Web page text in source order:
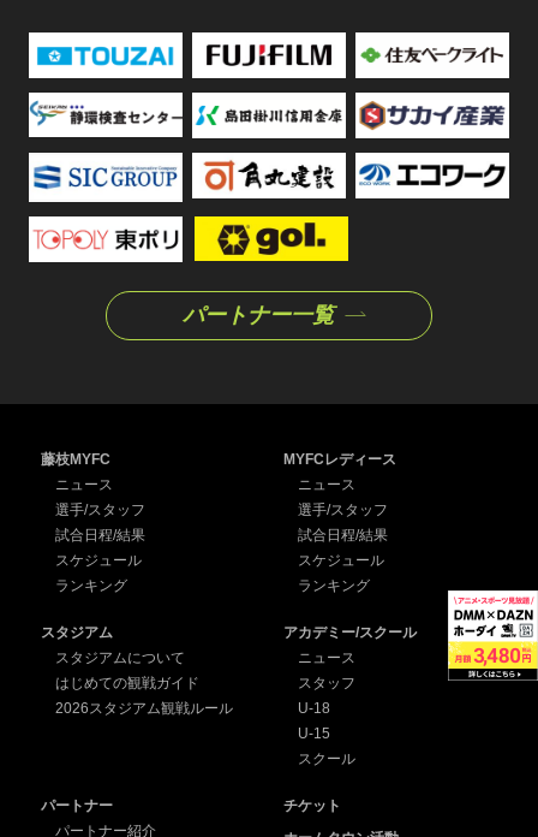
パートナー一覧
藤枝MYFC
ニュース
選手/スタッフ
試合日程/結果
スケジュール
ランキング
MYFCレディース
ニュース
選手/スタッフ
試合日程/結果
スケジュール
ランキング
スタジアム
スタジアムについて
はじめての観戦ガイド
2026スタジアム観戦ルール
アカデミー/スクール
ニュース
スタッフ
U-18
U-15
スクール
パートナー
パートナー紹介
チケット